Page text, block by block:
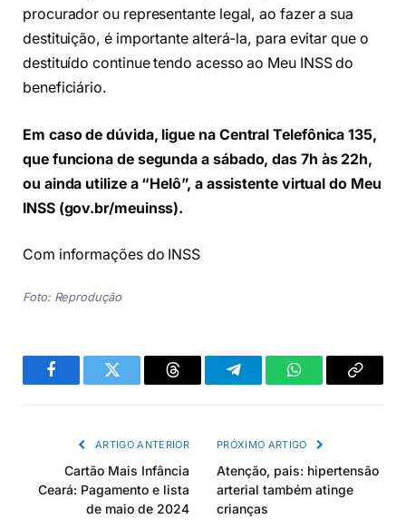
procurador ou representante legal, ao fazer a sua
destituição, é importante alterá-la, para evitar que o
destituído continue tendo acesso ao Meu INSS do
beneficiário.
Em caso de dúvida, ligue na Central Telefônica 135,
que funciona de segunda a sábado, das 7h às 22h,
ou ainda utilize a “Helô”, a assistente virtual do Meu
INSS (gov.br/meuinss).
Com informações do INSS
Foto: Reprodução
FacebookTwitter Threads TelegramWhatsAppCopiar
ARTIGO ANTERIOR
Cartão Mais Infância
Ceará: Pagamento e lista
de maio de 2024
PRÓXIMO ARTIGO
Atenção, pais: hipertensão
arterial também atinge
crianças